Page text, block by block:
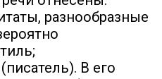
разнообразные
В его